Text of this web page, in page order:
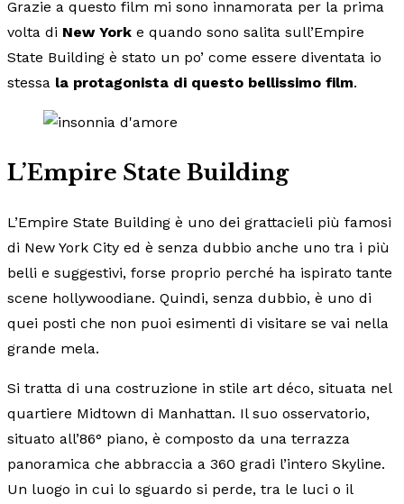
Grazie a questo film mi sono innamorata per la prima
volta di New York e quando sono salita sull’Empire
State Building è stato un po’ come essere diventata io
stessa la protagonista di questo bellissimo film.
L’Empire State Building
L’Empire State Building è uno dei grattacieli più famosi
di New York City ed è senza dubbio anche uno tra i più
belli e suggestivi, forse proprio perché ha ispirato tante
scene hollywoodiane. Quindi, senza dubbio, è uno di
quei posti che non puoi esimenti di visitare se vai nella
grande mela.
Si tratta di una costruzione in stile art déco, situata nel
quartiere Midtown di Manhattan. Il suo osservatorio,
situato all’86° piano, è composto da una terrazza
panoramica che abbraccia a 360 gradi l’intero Skyline.
Un luogo in cui lo sguardo si perde, tra le luci o il